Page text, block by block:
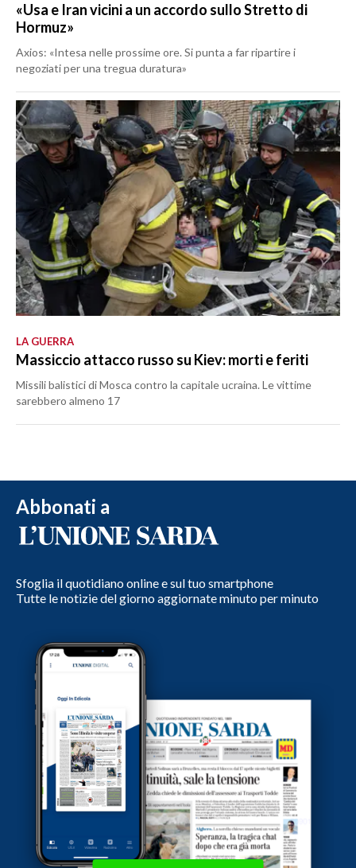
«Usa e Iran vicini a un accordo sullo Stretto di
Hormuz»
Axios: «Intesa nelle prossime ore. Si punta a far ripartire i
negoziati per una tregua duratura»
LA GUERRA
Massiccio attacco russo su Kiev: morti e feriti
Missili balistici di Mosca contro la capitale ucraina. Le vittime
sarebbero almeno 17
Abbonati a
Sfoglia il quotidiano online e sul tuo smartphone
Tutte le notizie del giorno aggiornate minuto per minuto